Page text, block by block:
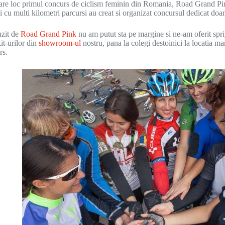
loc primul concurs de ciclism feminin din Romania, Road Grand
cu multi kilometri parcursi au creat si organizat concursul dedicat
de Road Grand Pinknu am putut sta pe margine si ne-am oferit
urilor din showroom-ul nostru, pana la colegi destoinici la locatia